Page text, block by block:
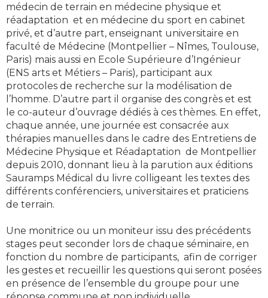
médecin de terrain en médecine physique et
réadaptation et en médecine du sport en cabinet
privé, et d’autre part, enseignant universitaire en
faculté de Médecine (Montpellier – Nîmes, Toulouse,
Paris) mais aussi en Ecole Supérieure d’Ingénieur
(ENS arts et Métiers – Paris), participant aux
protocoles de recherche sur la modélisation de
l’homme. D’autre part il organise des congrès et est
le co-auteur d’ouvrage dédiés à ces thèmes. En effet,
chaque année, une journée est consacrée aux
thérapies manuelles dans le cadre des Entretiens de
Médecine Physique et Réadaptation de Montpellier
depuis 2010, donnant lieu à la parution aux éditions
Sauramps Médical du livre colligeant les textes des
différents conférenciers, universitaires et praticiens
de terrain.
Une monitrice ou un moniteur issu des précédents
stages peut seconder lors de chaque séminaire, en
fonction du nombre de participants, afin de corriger
les gestes et recueillir les questions qui seront posées
en présence de l’ensemble du groupe pour une